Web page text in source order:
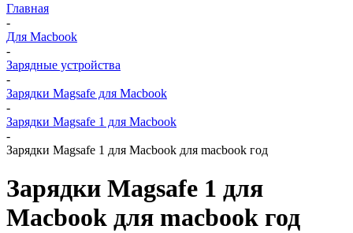
Главная
-
Для Macbook
-
Зарядные устройства
-
Зарядки Magsafe для Macbook
-
Зарядки Magsafe 1 для Macbook
-
Зарядки Magsafe 1 для Macbook для macbook год
Зарядки Magsafe 1 для
Macbook для macbook год